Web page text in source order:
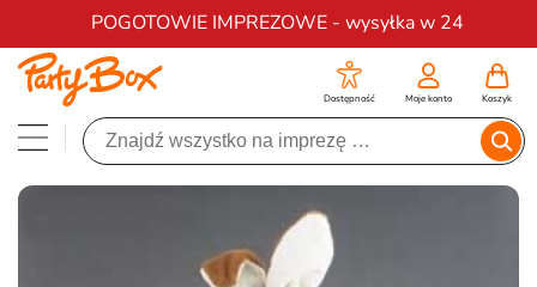
POGOTOWIE IMPREZOWE - wysyłka w 24
Darmowa dostawa na zamówienia od 200 zł
Dostępność Moje konto Koszyk